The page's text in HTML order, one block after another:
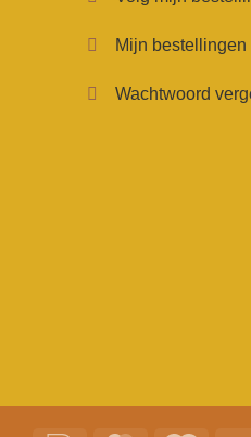
Mijn bestellingen
Wachtwoord